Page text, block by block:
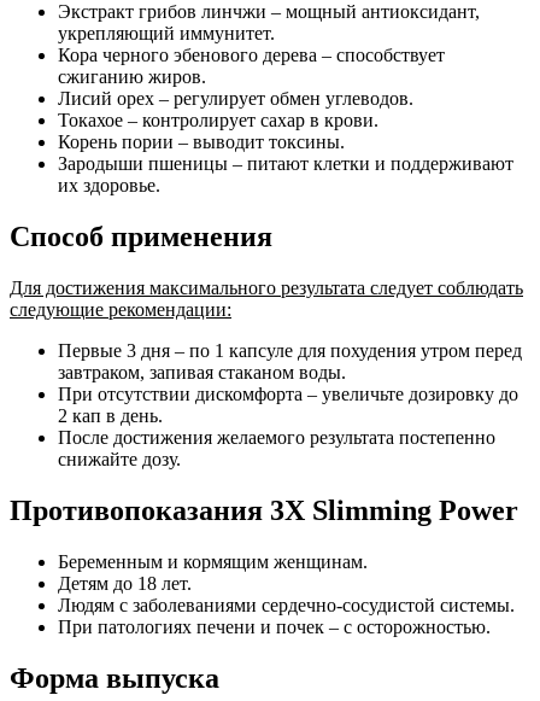
Экстракт грибов линчжи – мощный антиоксидант,
укрепляющий иммунитет.
Кора черного эбенового дерева – способствует
сжиганию жиров.
Лисий орех – регулирует обмен углеводов.
Токахое – контролирует сахар в крови.
Корень пории – выводит токсины.
Зародыши пшеницы – питают клетки и поддерживают
их здоровье.
Способ применения
Для достижения максимального результата следует соблюдать
следующие рекомендации:
Первые 3 дня – по 1 капсуле для похудения утром перед
завтраком, запивая стаканом воды.
При отсутствии дискомфорта – увеличьте дозировку до
2 кап в день.
После достижения желаемого результата постепенно
снижайте дозу.
Противопоказания 3X Slimming Power
Беременным и кормящим женщинам.
Детям до 18 лет.
Людям с заболеваниями сердечно-сосудистой системы.
При патологиях печени и почек – с осторожностью.
Форма выпуска